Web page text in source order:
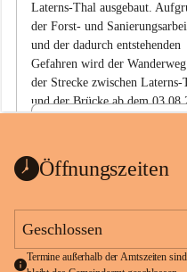
Laterns-Thal ausgebaut.
der Forst- und
und der dadurch entstehenden
Gefahren wird der
der Strecke zwischen Laterns-
und der Brücke ab dem
ht
1 Seite•0,1 MB
Öffnungszeiten
Geschlossen
Termine außerhalb der Amtszeiten